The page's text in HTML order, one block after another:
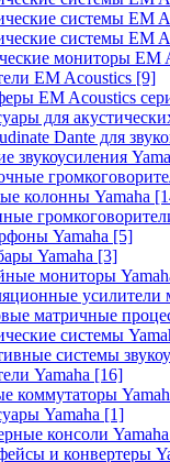
системы EM
системы EM
мониторы EM
EM Acoustics [9]
EM Acoustics
для
Dante для
звукоусиления
колонны Yamaha
Yamaha [5]
Yamaha [3]
мониторы
усилители
матричные
системы
системы
Yamaha [16]
коммутаторы
Yamaha [1]
консоли Yamaha
и конвертеры